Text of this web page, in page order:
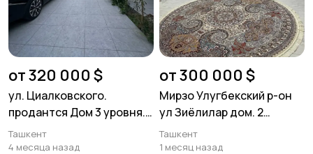
от 320 000 $
ул. Циалковского.
продантся Дом 3 уровня.
270м² 1,7 соток.
Ташкент
4 месяца назад
от 300 000 $
Мирзо Улугбекский р-он
ул Зиёлилар дом. 2
уровня. 350м². 5 соток.
Ташкент
1 месяц назад